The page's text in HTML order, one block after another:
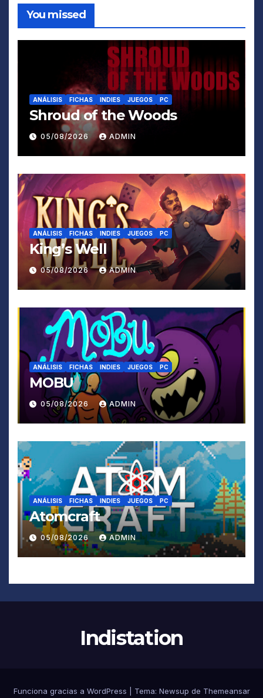
You missed
ANÁLISIS FICHAS INDIES JUEGOS PC
Shroud of the Woods
05/08/2026 ADMIN
ANÁLISIS FICHAS INDIES JUEGOS PC
King’s Well
05/08/2026 ADMIN
ANÁLISIS FICHAS INDIES JUEGOS PC
MOBU
05/08/2026 ADMIN
ANÁLISIS FICHAS INDIES JUEGOS PC
Atomcraft
05/08/2026 ADMIN
Indistation
Funciona gracias a WordPress Tema: Newsup de Themeansar